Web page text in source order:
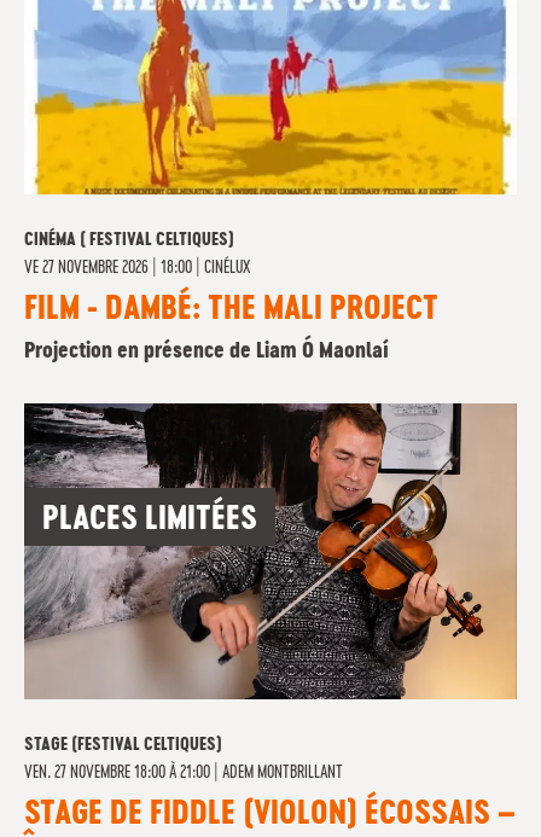
CINÉMA ( FESTIVAL CELTIQUES)
VE 27 NOVEMBRE 2026 | 18:00 CINÉLUX
FILM - DAMBÉ: THE MALI PROJECT
Projection en présence de Liam Ó Maonlaí
PLACES LIMITÉES
STAGE (FESTIVAL CELTIQUES)
VEN. 27 NOVEMBRE 18:00 À 21:00
ADEM MONTBRILLANT
STAGE DE FIDDLE (VIOLON) ÉCOSSAIS –